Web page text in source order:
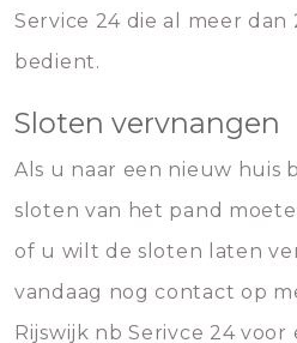
Service 24 die al meer dan
bedient.
Sloten vervnangen
Als u naar een nieuw huis
sloten van het pand
of u wilt de sloten laten
vandaag nog contact op
Rijswijk nb Serivce 24